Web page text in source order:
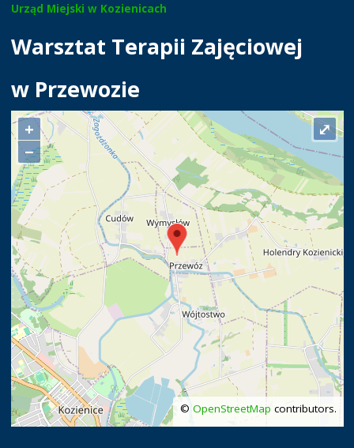
Urząd Miejski w Kozienicach
Warsztat Terapii Zajęciowej
w Przewozie
+
−
© OpenStreetMap contributors.
⤢